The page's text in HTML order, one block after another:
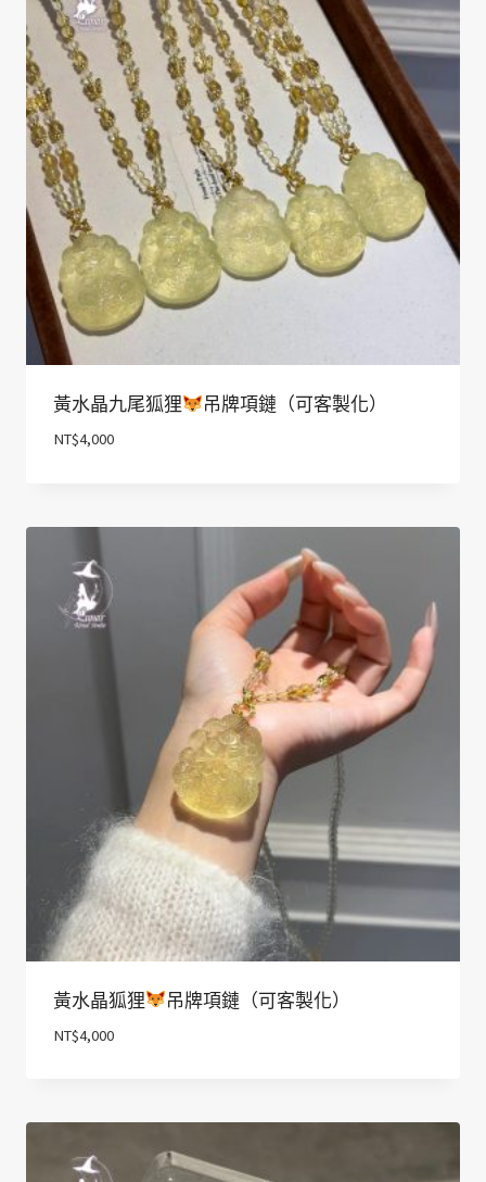
黃水晶九尾狐狸 吊牌項鏈（可客製化）
NT$4,000
黃水晶狐狸 吊牌項鏈（可客製化）
NT$4,000